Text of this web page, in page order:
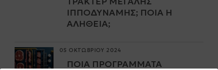
ΠΠΟΔΎΝΑΜΗΣ; ΠΟΙΑ Η Α
ΛΉΘΕΙΑ;
05 ΟΚΤΩΒΡΙΟΥ 2024
ΠΟΙΑ ΠΡΟΓΡΆΜΜΑΤΑ